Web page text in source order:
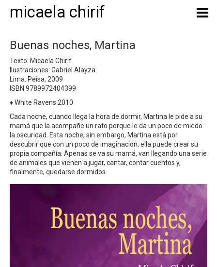
micaela chirif
Buenas noches, Martina
Texto: Micaela Chirif
Ilustraciones: Gabriel Alayza
Lima: Peisa, 2009
ISBN 9789972404399
♦ White Ravens 2010
Cada noche, cuando llega la hora de dormir, Martina le pide a su
mamá que la acompañe un rato porque le da un poco de miedo
la oscu­ridad. Esta noche, sin embargo, Martina está por
descubrir que con un poco de ima­ginación, ella puede crear su
propia compañía. Apenas se va su mamá, van llegando una serie
de animales que vienen a jugar, cantar, contar cuentos y,
finalmente, quedarse dormidos.